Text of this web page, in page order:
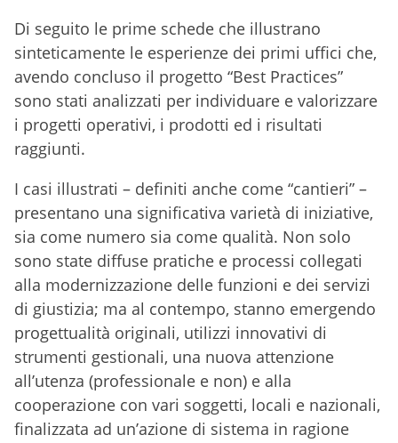
Di seguito le prime schede che illustrano
sinteticamente le esperienze dei primi uffici che,
avendo concluso il progetto “Best Practices”
sono stati analizzati per individuare e valorizzare
i progetti operativi, i prodotti ed i risultati
raggiunti.
I casi illustrati – definiti anche come “cantieri” –
presentano una significativa varietà di iniziative,
sia come numero sia come qualità. Non solo
sono state diffuse pratiche e processi collegati
alla modernizzazione delle funzioni e dei servizi
di giustizia; ma al contempo, stanno emergendo
progettualità originali, utilizzi innovativi di
strumenti gestionali, una nuova attenzione
all’utenza (professionale e non) e alla
cooperazione con vari soggetti, locali e nazionali,
finalizzata ad un’azione di sistema in ragione